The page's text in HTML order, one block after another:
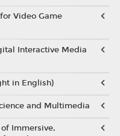
Video Game
Interactive Media
in English)
and Multimedia
Immersive,